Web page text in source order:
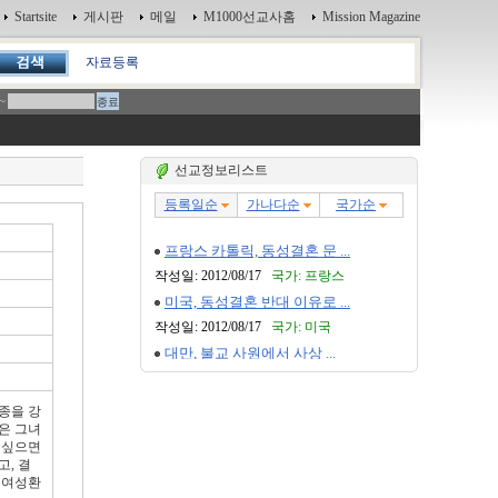
Startsite 게시판 메일 M1000선교사홈 Mission Magazine
자료등록
~
을 강
그녀
으면
, 결
성환
선교정보리스트